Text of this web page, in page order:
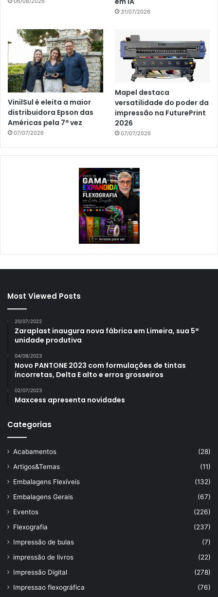
31/07/2026
VinilSul é eleita a maior
distribuidora Epson das
Américas pela 7ª vez
07/07/2026
Mapel destaca
versatilidade do poder da
impressão na FuturePrint
2026
07/07/2026
Most Viewed Posts
20/07/2022
Zaraplast inaugura nova fábrica em Limeira, sua 5ª
unidade produtiva
04/08/2023
Novo PANTONE 2023 com formulações de tintas
incorretas, Delta E alto e erros grosseiros
02/07/2023
Maxcess apresenta novidades
Categorias
Acabamentos
(28)
Artigos&Temas
(11)
Embalagens Flexíveis
(132)
Embalagens Gerais
(67)
Eventos
(226)
Flexografia
(237)
Impressão de bulas
(7)
impressão de livros
(22)
Impressão Digital
(278)
Impressao flexográfica
(76)